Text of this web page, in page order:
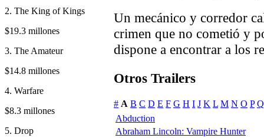
2. The King of Kings
$19.3 millones
3. The Amateur
$14.8 millones
4. Warfare
$8.3 millones
5. Drop
Un mecánico y corredor
crimen que no cometió y
dispone a encontrar a los
Otros Trailers
# A B C D E F G H I J K L M N O P Q
Abduction
Abraham Lincoln: Vampire Hunter